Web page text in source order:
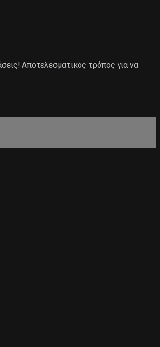
Αποτελεσματικός τρόπος για να